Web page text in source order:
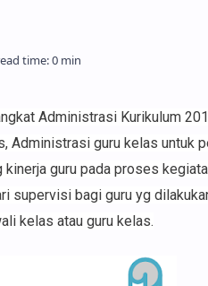
Administrasi Kurikulum
guru kelas untuk
guru pada proses
supervisi bagi guru yg
kelas atau guru kelas.